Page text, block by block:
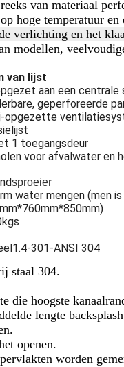
van materiaal
hoge temperatuur en
verlichting en het
modellen,
van lijst
aan een
geperforeerde
1 toegangsdeur
voor afvalwater en
sproeier
water mengen (men
301-ANSI 304
staal 304.
die hoogste
lengte
openen.
worden